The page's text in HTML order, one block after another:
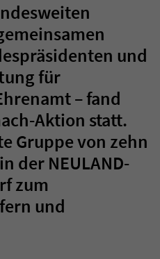
und
für
– fand
Aktion statt.
Gruppe von zehn
der NEULAND-
zum
und